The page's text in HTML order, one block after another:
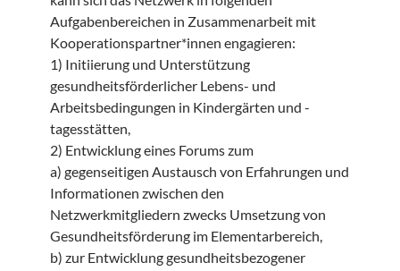
Aufgabenbereichen in Zusammenarbeit mit
Kooperationspartner*innen engagieren:
1) Initiierung und Unterstützung
gesundheitsförderlicher Lebens- und
Arbeitsbedingungen in Kindergärten und -
tagesstätten,
2) Entwicklung eines Forums zum
a) gegenseitigen Austausch von Erfahrungen und
Informationen zwischen den
Netzwerkmitgliedern zwecks Umsetzung von
Gesundheitsförderung im Elementarbereich,
b) zur Entwicklung gesundheitsbezogener